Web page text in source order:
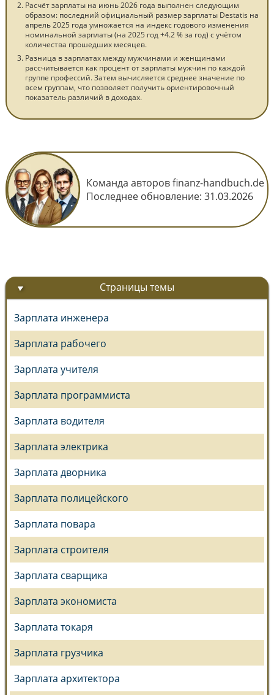
Расчёт зарплаты на июнь 2026 года выполнен следующим
образом: последний официальный размер зарплаты Destatis на
апрель 2025 года умножается на индекс годового изменения
номинальной зарплаты (на 2025 год +4.2 % за год) с учётом
количества прошедших месяцев.
Разница в зарплатах между мужчинами и женщинами
рассчитывается как процент от зарплаты мужчин по каждой
группе профессий. Затем вычисляется среднее значение по
всем группам, что позволяет получить ориентировочный
показатель различий в доходах.
Команда авторов finanz-handbuch.de
Последнее обновление: 31.03.2026
Страницы темы
Зарплата инженера
Зарплата рабочего
Зарплата учителя
Зарплата программиста
Зарплата водителя
Зарплата электрика
Зарплата дворника
Зарплата полицейского
Зарплата повара
Зарплата строителя
Зарплата сварщика
Зарплата экономиста
Зарплата токаря
Зарплата грузчика
Зарплата архитектора